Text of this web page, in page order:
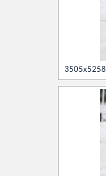
3505x5258